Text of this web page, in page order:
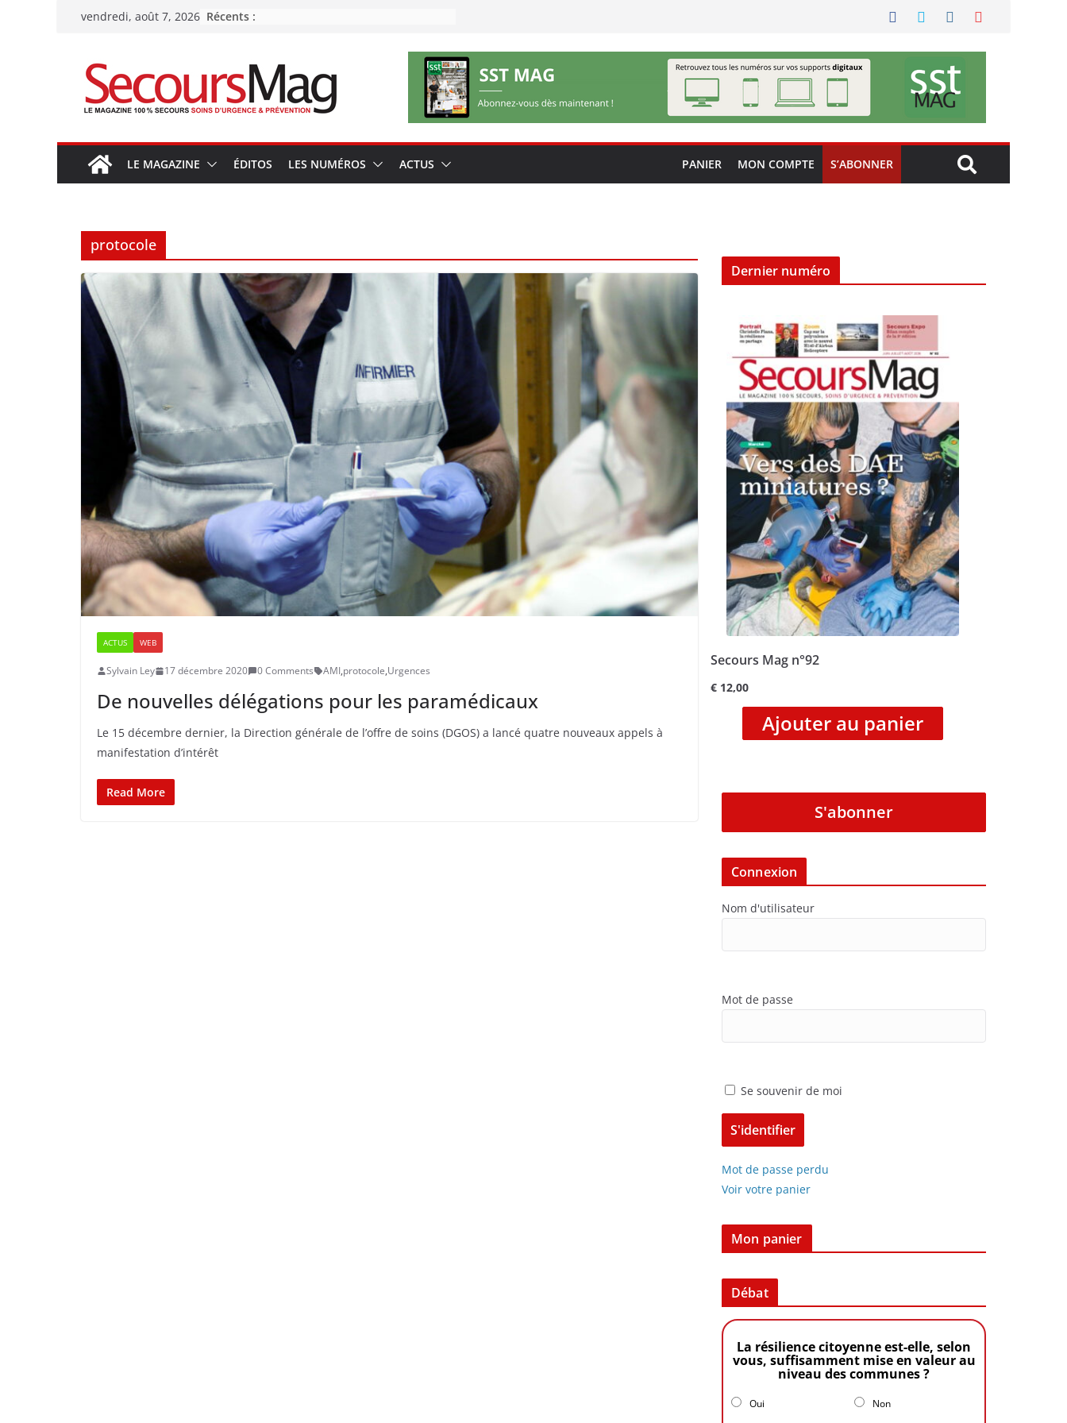
Passervendredi, août 7, 2026 Récents :
LE MAGAZINE ÉDITOS LES NUMÉROS ACTUS PANIER MON COMPTE S’ABONNER
protocole
ACTUS WEB
Sylvain Ley 17 décembre 2020 0 Comments AMI,protocole,Urgences
De nouvelles délégations pour les paramédicaux
Le 15 décembre dernier, la Direction générale de l’offre de soins (DGOS) a lancé quatre nouveaux appels à
manifestation d’intérêt
Read More
Dernier numéro
Secours Mag n°92
€ 12,00
Ajouter au panier
S'abonner
Connexion
Nom d'utilisateur
Mot de passe
Se souvenir de moi
Mot de passe perdu
Voir votre panier
Mon panier
Débat
La résilience citoyenne est-elle, selon
vous, suffisamment mise en valeur au
niveau des communes ?
Oui Non